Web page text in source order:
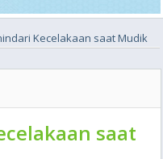
Kecelakaan saat Mudik
saat